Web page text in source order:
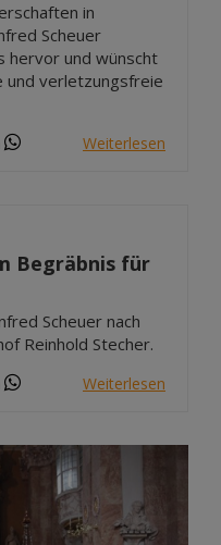
in
Scheuer
hervor und wünscht
und verletzungsfreie
Weiterlesen
Begräbnis für
Scheuer nach
Reinhold Stecher.
Weiterlesen